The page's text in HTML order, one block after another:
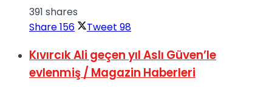
391 shares
Share156 Tweet 98
Kıvırcık Ali geçen yıl Aslı Güven’le
evlenmiş / Magazin Haberleri